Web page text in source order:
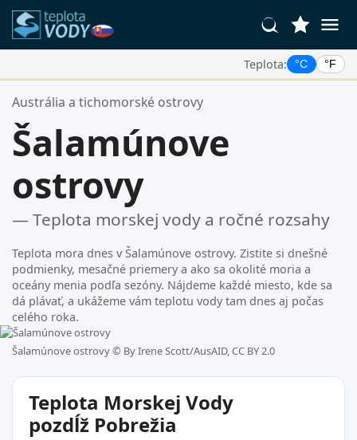
Teplota: °C °F
Vaše Obľúbené Lokality:
Austrália a tichomorské ostrovy
Šalamúnove
ostrovy
— Teplota morskej vody a ročné rozsahy
Teplota mora dnes v Šalamúnove ostrovy. Zistite si dnešné
podmienky, mesačné priemery a ako sa okolité moria a
oceány menia podľa sezóny. Nájdeme každé miesto, kde sa
dá plávať, a ukážeme vám teplotu vody tam dnes aj počas
celého roka.
Šalamúnove ostrovy © By Irene Scott/AusAID, CC BY 2.0
Teplota Morskej Vody
pozdĺž Pobrežia